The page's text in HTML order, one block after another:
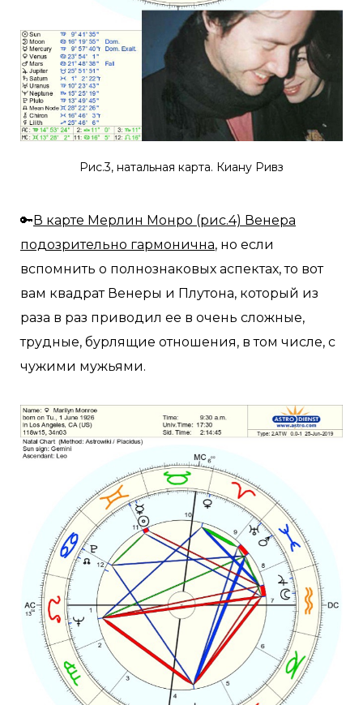
Рис.3, натальная карта. Киану Ривз
🔑В карте Мерлин Монро (рис.4) Венера
подозрительно гармонична, но если
вспомнить о полнознаковых аспектах, то вот
вам квадрат Венеры и Плутона, который из
раза в раз приводил ее в очень сложные,
трудные, бурлящие отношения, в том числе, с
чужими мужьями.⠀